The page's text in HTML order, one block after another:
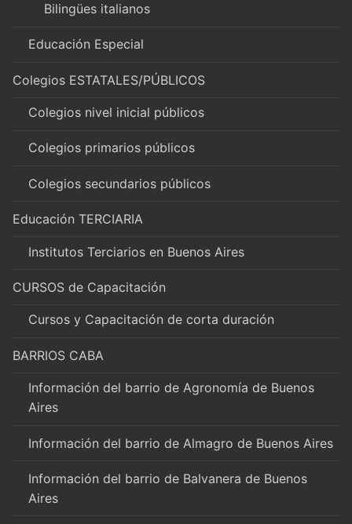
Bilingües italianos
Educación Especial
Colegios ESTATALES/PÚBLICOS
Colegios nivel inicial públicos
Colegios primarios públicos
Colegios secundarios públicos
Educación TERCIARIA
Institutos Terciarios en Buenos Aires
CURSOS de Capacitación
Cursos y Capacitación de corta duración
BARRIOS CABA
Información del barrio de Agronomía de Buenos
Aires
Información del barrio de Almagro de Buenos Aires
Información del barrio de Balvanera de Buenos
Aires